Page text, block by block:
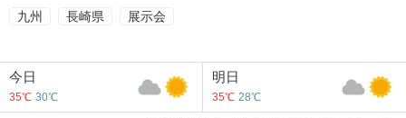
九州 長崎県 展示会
今日
35℃ 30℃
明日
35℃ 28℃